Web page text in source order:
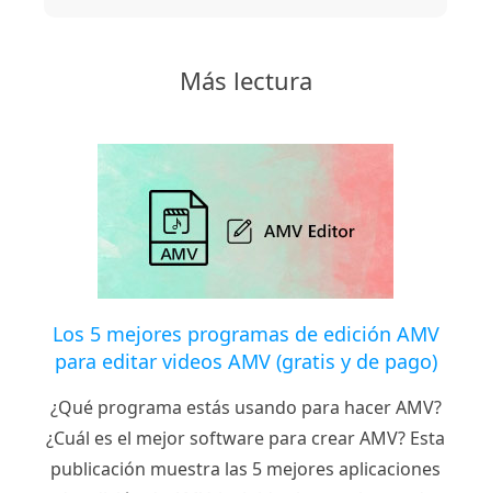
Más lectura
Los 5 mejores programas de edición AMV
para editar videos AMV (gratis y de pago)
¿Qué programa estás usando para hacer AMV?
¿Cuál es el mejor software para crear AMV? Esta
publicación muestra las 5 mejores aplicaciones